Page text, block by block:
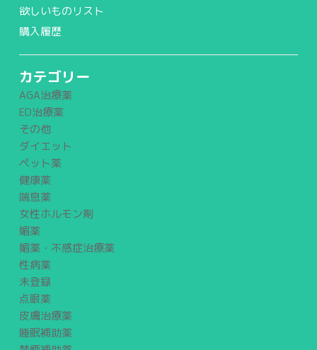
欲しいものリスト
購入履歴
カテゴリー
AGA治療薬
ED治療薬
その他
ダイエット
ペット薬
健康薬
喘息薬
女性ホルモン剤
媚薬
媚薬・不感症治療薬
性病薬
未登録
点眼薬
皮膚治療薬
睡眠補助薬